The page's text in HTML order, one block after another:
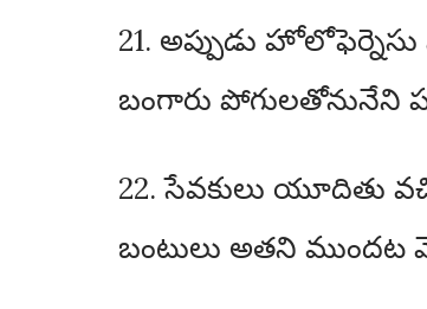
21. అప్పుడు
బంగారు పోగులతోనునేని
22. సేవకులు యూదితు
బంటులు అతని ముందట